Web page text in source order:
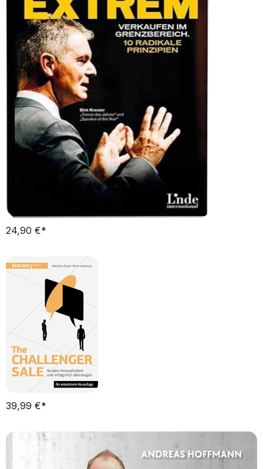
24,90 €*
39,99 €*